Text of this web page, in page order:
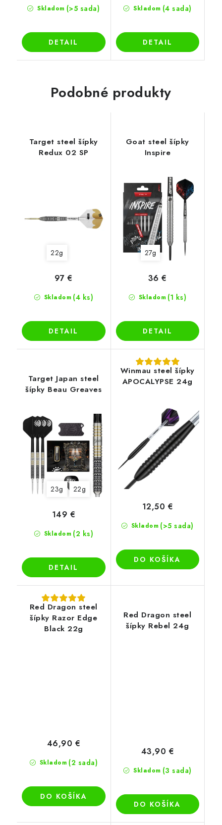
Skladom (>5 sada)
DETAIL
Skladom (4 sada)
DETAIL
Podobné produkty
Target steel šípky
Redux 02 SP
22g
Skladom (4 ks)
97 €
DETAIL
Goat steel šípky
Inspire
27g
Skladom (1 ks)
36 €
DETAIL
Target Japan steel
šípky Beau Greaves
23g 22g
Skladom (2 ks)
149 €
DETAIL
Winmau steel šípky
APOCALYPSE 24g
Skladom (>5 sada)
12,50 €
DO KOŠÍKA
Red Dragon steel
šípky Razor Edge
Black 22g
Skladom (2 sada)
46,90 €
DO KOŠÍKA
Red Dragon steel
šípky Rebel 24g
Skladom (3 sada)
43,90 €
DO KOŠÍKA